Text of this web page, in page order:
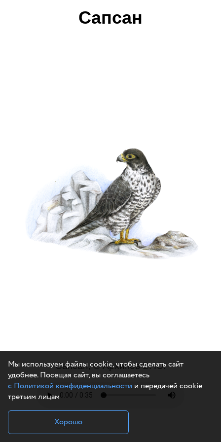
Сапсан
Сапсан, ℗ Архипов В. Ю.
Мы используем файлы cookie, чтобы сделать сайт
удобнее. Посещая сайт, вы соглашаетесь
с Политикой конфиденциальности и передачей cookie
третьим лицам
Хорошо